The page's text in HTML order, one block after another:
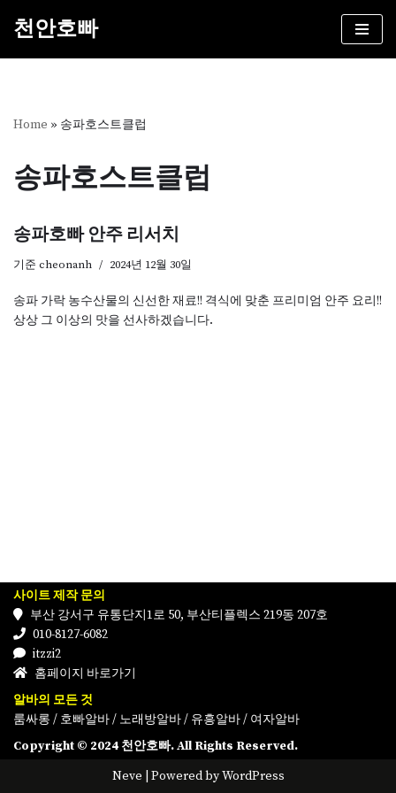
건
뛰
기
천안호빠
Home » 송파호스트클럽
송파호스트클럽
송파호빠 안주 리서치
기준 cheonanh 2024년 12월 30일
송파 가락 농수산물의 신선한 재료!! 격식에 맞춘 프리미엄 안주 요리!!
상상 그 이상의 맛을 선사하겠습니다.
사이트 제작 문의
부산 강서구 유통단지1로 50, 부산티플렉스 219동 207호
010-8127-6082
itzzi2
홈페이지 바로가기
알바의 모든 것
룸싸롱 / 호빠알바/ 노래방알바/ 유흥알바/ 여자알바
Copyright © 2024 천안호빠. All Rights Reserved.
Neve | Powered byWordPress